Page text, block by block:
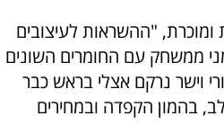
ומוכרת, "ההשראות לעיצובים
ממשחק עם החומרים השונים
וישר נרקם אצלי בראש כבר
בהמון הקפדה ובמחירים